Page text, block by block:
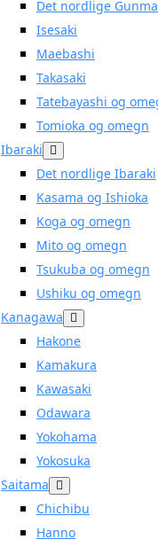
Det nordlige Gunma
Isesaki
Maebashi
Takasaki
Tatebayashi og
Tomioka og omegn
Ibaraki
Det nordlige Ibaraki
Kasama og Ishioka
Koga og omegn
Mito og omegn
Tsukuba og omegn
Ushiku og omegn
Kanagawa
Hakone
Kamakura
Kawasaki
Odawara
Yokohama
Yokosuka
Saitama
Chichibu
Hanno